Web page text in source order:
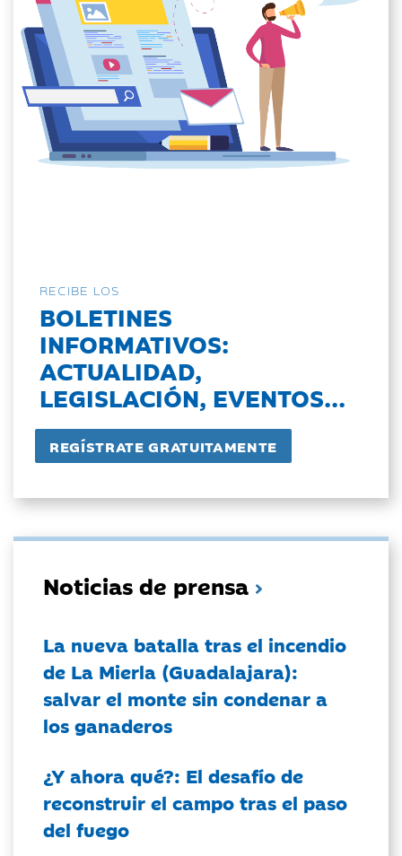
RECIBE LOS
BOLETINES
INFORMATIVOS:
ACTUALIDAD,
LEGISLACIÓN, EVENTOS...
Noticias de prensa
La nueva batalla tras el incendio
de La Mierla (Guadalajara):
salvar el monte sin condenar a
los ganaderos
¿Y ahora qué?: El desafío de
reconstruir el campo tras el paso
del fuego